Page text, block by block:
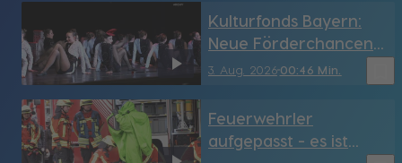
3. Aug. 202600:46 Min.
Kulturfonds Bayern:
Neue Förderchancen
für Kulturprojekte
Feuerwehrler
aufgepasst - es ist